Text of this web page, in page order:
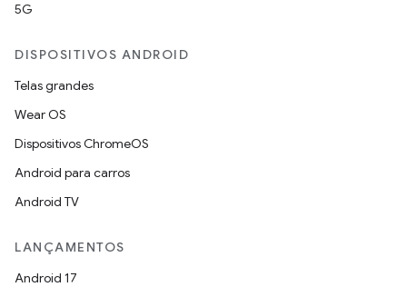
5G
DISPOSITIVOS ANDROID
Telas grandes
Wear OS
Dispositivos ChromeOS
Android para carros
Android TV
LANÇAMENTOS
Android 17